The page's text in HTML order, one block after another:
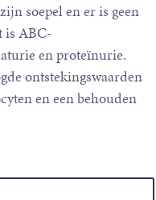
soepel en er is geen
is ABC-
en proteïnurie.
ontstekingswaarden
en een behouden